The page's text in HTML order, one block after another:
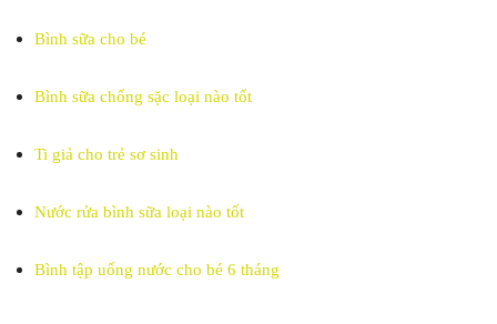
Bình sữa cho bé
Bình sữa chống sặc loại nào tốt
Ti giả cho trẻ sơ sinh
Nước rửa bình sữa loại nào tốt
Bình tập uống nước cho bé 6 tháng